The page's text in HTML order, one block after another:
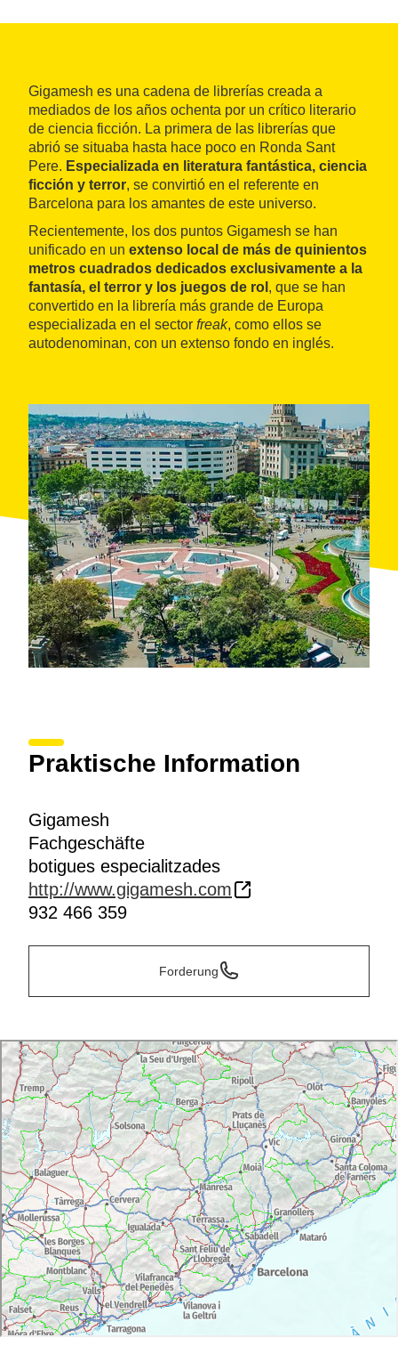
Gigamesh es una cadena de librerías creada a
mediados de los años ochenta por un crítico literario
de ciencia ficción. La primera de las librerías que
abrió se situaba hasta hace poco en Ronda Sant
Pere. Especializada en literatura fantástica, ciencia
ficción y terror, se convirtió en el referente en
Barcelona para los amantes de este universo.
Recientemente, los dos puntos Gigamesh se han
unificado en un extenso local de más de quinientos
metros cuadrados dedicados exclusivamente a la
fantasía, el terror y los juegos de rol , que se han
convertido en la librería más grande de Europa
especializada en el sector freak, como ellos se
autodenominan, con un extenso fondo en inglés.
Praktische Information
Gigamesh
Fachgeschäfte
botigues especialitzades
http://www.gigamesh.com
932 466 359
Forderung